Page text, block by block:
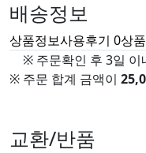
배송정보
상품정보사용후기 0상
※ 주문확인 후 3일 이
※ 주문 합계 금액이
교환/반품